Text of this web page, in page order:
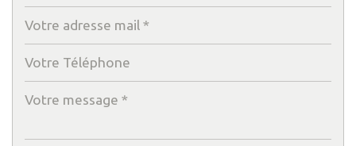
Enseignement supérieur
Bibliothèque